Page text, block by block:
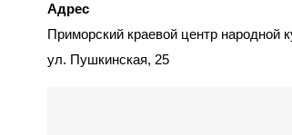
Адрес
Приморский краевой центр народной
ул. Пушкинская, 25